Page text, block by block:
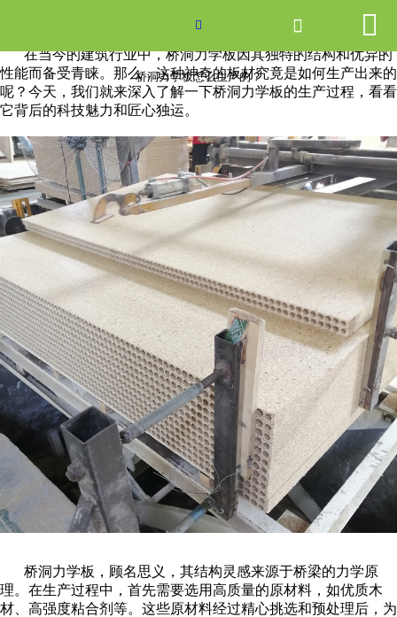
网站首页
产品中心
关于爱游戏ayx体育
走进爱游戏ayx体育

桥洞力学板怎么生产的？
 
桥洞力学板怎么生产的？
在当今的建筑行业中，桥洞力学板因其独特的结构和优异的
性能而备受青睐。那么，这种神奇的板材究竟是如何生产出来的
呢？今天，我们就来深入了解一下桥洞力学板的生产过程，看看
它背后的科技魅力和匠心独运。
桥洞力学板，顾名思义，其结构灵感来源于桥梁的力学原
理。在生产过程中，首先需要选用高质量的原材料，如优质木
材、高强度粘合剂等。这些原材料经过精心挑选和预处理后，为